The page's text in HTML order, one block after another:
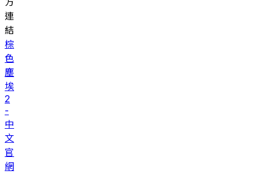
連
結
棕
色
塵
埃
2
-
中
文
官
網